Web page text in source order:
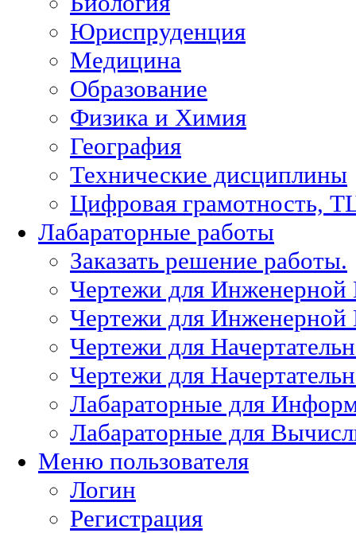
Юриспруденция
Медицина
Образование
Физика и Химия
География
Технические дисциплины
Цифровая грамотность,
Лабараторные работы
Заказать решение работы.
Чертежи для
Чертежи для
Чертежи для
Чертежи для
Лабараторные для
Лабараторные для
Меню пользователя
Логин
Регистрация